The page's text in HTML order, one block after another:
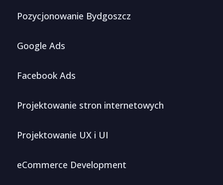
Pozycjonowanie Bydgoszcz
Google Ads
Facebook Ads
Projektowanie stron internetowych
Projektowanie UX i UI
eCommerce Development